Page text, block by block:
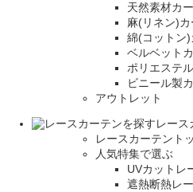
天然素材カ
麻(リネン)カ
綿(コットン)
ベルベット
ポリエステ
ビニール製
アウトレット
レース
レースカーテント
人気特集で選ぶ
UVカットレ
遮熱断熱レ